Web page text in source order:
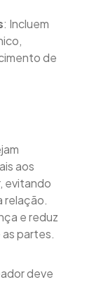
: Incluem
de
aos
evitando
relação.
e reduz
partes.
deve